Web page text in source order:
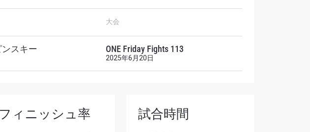
大会
スキー ONE Friday Fights 113
2025年6月20日
フィニッシュ率 試合時間
る
るため今すぐ登録を！